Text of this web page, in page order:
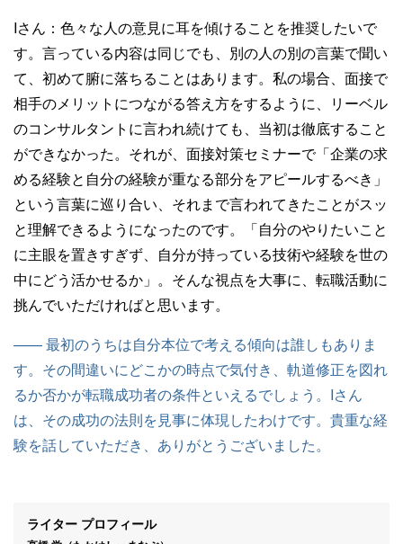
Iさん： 色々な人の意見に耳を傾けることを推奨したいで
す。言っている内容は同じでも、別の人の別の言葉で聞い
て、初めて腑に落ちることはあります。私の場合、面接で
相手のメリットにつながる答え方をするように、リーベル
のコンサルタントに言われ続けても、当初は徹底すること
ができなかった。それが、面接対策セミナーで「企業の求
める経験と自分の経験が重なる部分をアピールするべき」
という言葉に巡り合い、それまで言われてきたことがスッ
と理解できるようになったのです。「自分のやりたいこと
に主眼を置きすぎず、自分が持っている技術や経験を世の
中にどう活かせるか」。そんな視点を大事に、転職活動に
挑んでいただければと思います。
—— 最初のうちは自分本位で考える傾向は誰しもありま
す。その間違いにどこかの時点で気付き、軌道修正を図れ
るか否かが転職成功者の条件といえるでしょう。Iさん
は、その成功の法則を見事に体現したわけです。貴重な経
験を話していただき、ありがとうございました。
ライター プロフィール